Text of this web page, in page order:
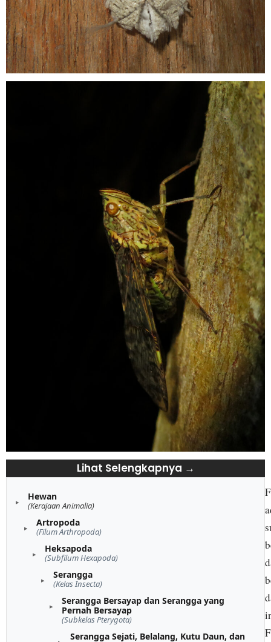
Lihat Selengkapnya →
Hewan
(Kerajaan Animalia)
Artropoda
(Filum Arthropoda)
Heksapoda
(Subfilum Hexapoda)
Serangga
(Kelas Insecta)
Serangga Bersayap dan Serangga yang
Pernah Bersayap
(Subkelas Pterygota)
Serangga Sejati, Belalang, Kutu Daun, dan